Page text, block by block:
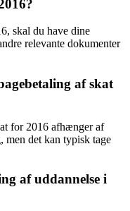
skal du have dine
relevante dokumenter
af skat
for 2016 afhænger af
men det kan typisk tage
af uddannelse i